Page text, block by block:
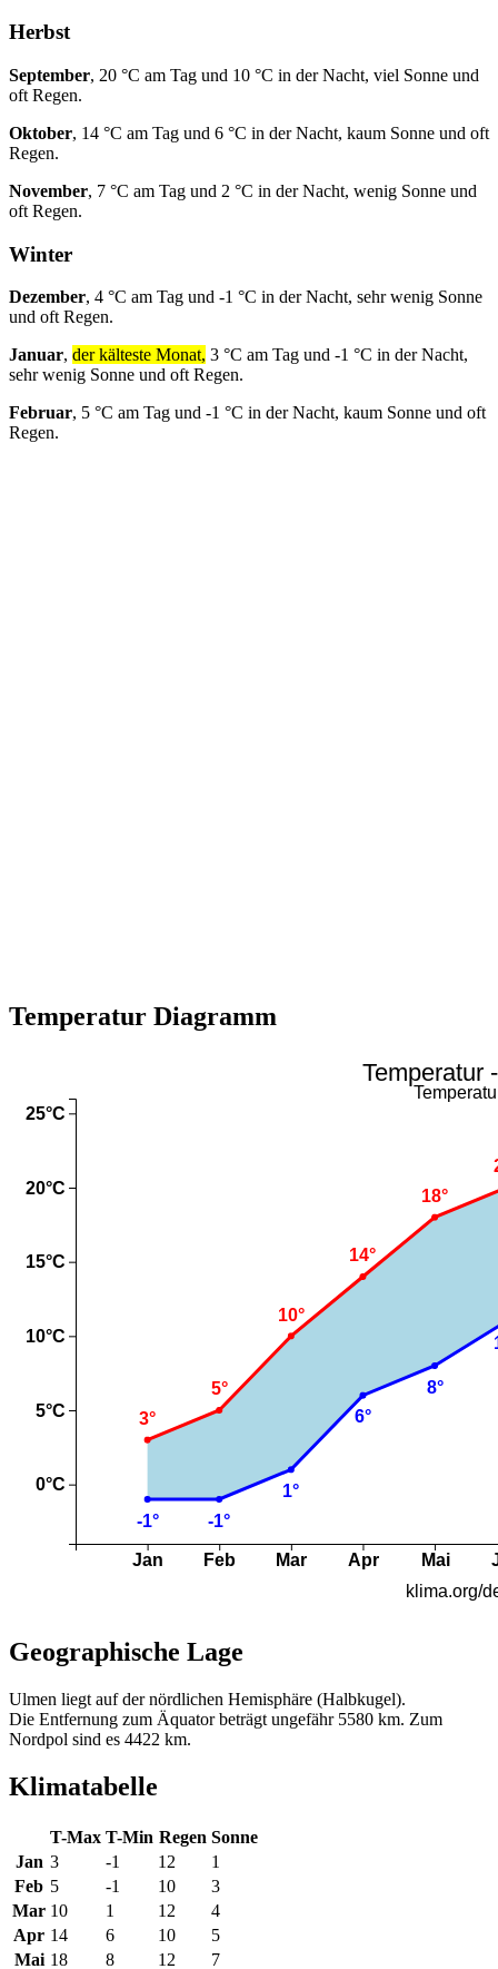
Herbst
September, 20 °C am Tag und 10 °C in der Nacht, viel Sonne und
oft Regen.
Oktober, 14 °C am Tag und 6 °C in der Nacht, kaum Sonne und oft
Regen.
November, 7 °C am Tag und 2 °C in der Nacht, wenig Sonne und
oft Regen.
Winter
Dezember, 4 °C am Tag und -1 °C in der Nacht, sehr wenig Sonne
und oft Regen.
Januar, der kälteste Monat, 3 °C am Tag und -1 °C in der Nacht,
sehr wenig Sonne und oft Regen.
Februar, 5 °C am Tag und -1 °C in der Nacht, kaum Sonne und oft
Regen.
Temperatur Diagramm
Geographische Lage
Ulmen liegt auf der nördlichen Hemisphäre (Halbkugel).
Die Entfernung zum Äquator beträgt ungefähr 5580 km. Zum
Nordpol sind es 4422 km.
Klimatabelle
T-Max T-Min Regen Sonne
Jan 3 -1 12
1
Feb 5 -1 10
3
Mar 10 1 12
4
Apr 14 6 10
5
Mai 18 8 12 7